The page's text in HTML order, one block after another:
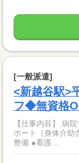
[一般派遣]
<新越谷駅>
フ◆無資格
【仕事内容】 病院での
ポート（身体介助
整備 ●看護...